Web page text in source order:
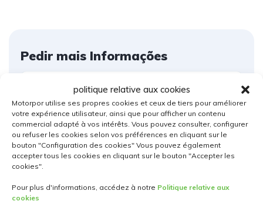
politique relative aux cookies
Motorpor utilise ses propres cookies et ceux de tiers pour améliorer
votre expérience utilisateur, ainsi que pour afficher un contenu
commercial adapté à vos intérêts. Vous pouvez consulter, configurer
ou refuser les cookies selon vos préférences en cliquant sur le
bouton "Configuration des cookies" Vous pouvez également
accepter tous les cookies en cliquant sur le bouton "Accepter les
cookies".
Pour plus d'informations, accédez à notre Politique relative aux
cookies
Pedir mais Informações